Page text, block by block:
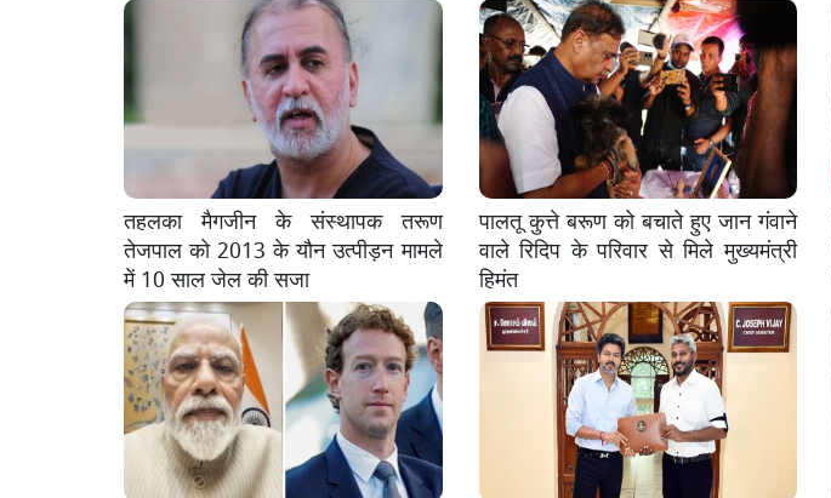
तहलका मैगजीन के संस्थापक तरूण
तेजपाल को 2013 के यौन उत्पीड़न मामले
में 10 साल जेल की सजा
पालतू कुत्ते बरूण को बचाते हुए जान गंवाने
वाले रिदिप के परिवार से मिले मुख्यमंत्री
हिमंत